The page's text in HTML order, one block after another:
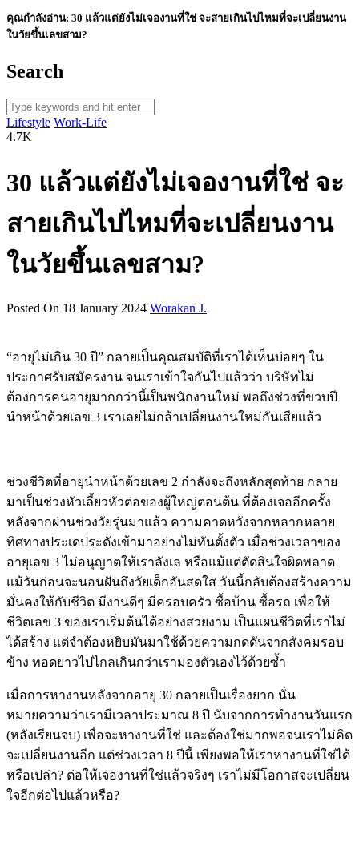
คุณกำลังอ่าน: 30 แล้วแต่ยังไม่เจองานที่ใช่ จะสายเกินไปไหมที่จะเปลี่ยนงาน
ในวัยขึ้นเลขสาม?
Search
Lifestyle Work-Life
4.7K
30 แล้วแต่ยังไม่เจองานที่ใช่ จะ
สายเกินไปไหมที่จะเปลี่ยนงาน
ในวัยขึ้นเลขสาม?
Posted On 18 January 2024 Worakan J.
“อายุไม่เกิน 30 ปี” กลายเป็นคุณสมบัติที่เราได้เห็นบ่อยๆ ใน
ประกาศรับสมัครงาน จนเราเข้าใจกันไปแล้วว่า บริษัทไม่
ต้องการคนอายุมากกว่านี้เป็นพนักงานใหม่ พอถึงช่วงที่ขวบปี
นำหน้าด้วยเลข 3 เราเลยไม่กล้าเปลี่ยนงานใหม่กันเสียแล้ว
ช่วงชีวิตที่อายุนำหน้าด้วยเลข 2 กำลังจะถึงหลักสุดท้าย กลาย
มาเป็นช่วงหัวเลี้ยวหัวต่อของผู้ใหญ่ตอนต้น ที่ต้องเจออีกครั้ง
หลังจากผ่านช่วงวัยรุ่นมาแล้ว ความคาดหวังจากหลากหลาย
ทิศทางประเดประดังเข้ามาอย่างไม่ทันตั้งตัว เมื่อช่วงเวลาของ
อายุเลข 3 ไม่อนุญาตให้เราลังเล หรือแม้แต่ตัดสินใจผิดพลาด
แม้วันก่อนจะนอนฝันถึงวัยเด็กอันสดใส วันนี้กลับต้องสร้างความ
มั่นคงให้กับชีวิต มีงานดีๆ มีครอบครัว ซื้อบ้าน ซื้อรถ เพื่อให้
ชีวิตเลข 3 ของเราเริ่มต้นได้อย่างสวยงาม เป็นแผนชีวิตที่เราไม่
ได้สร้าง แต่จำต้องหยิบมันมาใช้ด้วยความกดดันจากสังคมรอบ
ข้าง ทอดยาวไปไกลเกินกว่าเรามองตัวเองไว้ด้วยซ้ำ
เมื่อการหางานหลังจากอายุ 30 กลายเป็นเรื่องยาก นั่น
หมายความว่าเรามีเวลาประมาณ 8 ปี นับจากการทำงานวันแรก
(หลังเรียนจบ) เพื่อจะหางานที่ใช่ และต้องใช่มากพอจนเราไม่คิด
จะเปลี่ยนงานอีก แต่ช่วงเวลา 8 ปีนี้ เพียงพอให้เราหางานที่ใช่ได้
หรือเปล่า? ต่อให้เจองานที่ใช่แล้วจริงๆ เราไม่มีโอกาสจะเปลี่ยน
ใจอีกต่อไปแล้วหรือ?